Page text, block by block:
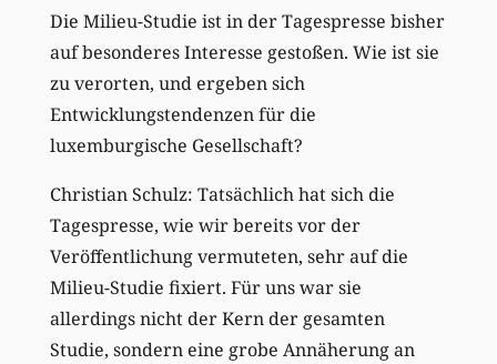
Die Milieu-Studie ist in der Tagespresse bisher
auf besonderes Interesse gestoßen. Wie ist sie
zu verorten, und ergeben sich
Entwicklungstendenzen für die
luxemburgische Gesellschaft?
Christian Schulz: Tatsächlich hat sich die
Tagespresse, wie wir bereits vor der
Veröffentlichung vermuteten, sehr auf die
Milieu-Studie fixiert. Für uns war sie
allerdings nicht der Kern der gesamten
Studie, sondern eine grobe Annäherung an